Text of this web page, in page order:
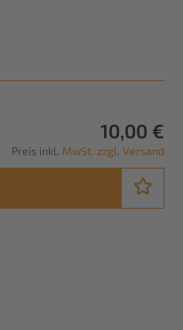
10,00 €
Preis inkl. MwSt. zzgl. Versand